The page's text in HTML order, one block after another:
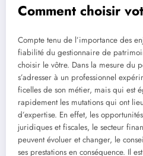
Comment choisir
Compte tenu de l’importance des
fiabilité du gestionnaire de
choisir le vôtre. Dans la mesure du
s’adresser à un professionnel
ficelles de son métier, mais qui est
rapidement les mutations qui ont
d’expertise. En effet, les
juridiques et fiscales, le secteur
peuvent évoluer et changer, le
ses prestations en conséquence. Il